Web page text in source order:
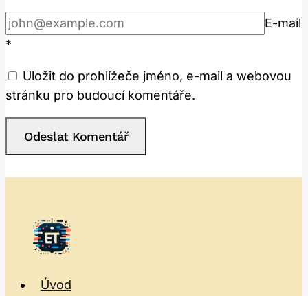
E-mail
*
Uložit do prohlížeče jméno, e-mail a webovou
stránku pro budoucí komentáře.
Úvod